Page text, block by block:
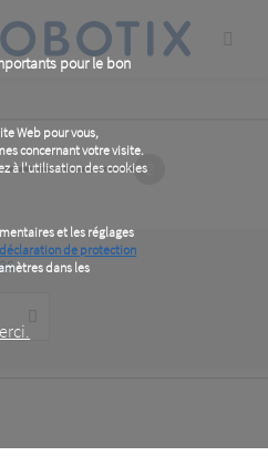
pour le bon
Web pour vous,
concernant votre visite.
à l'utilisation des cookies
et les réglages
déclaration de protection
dans les
2